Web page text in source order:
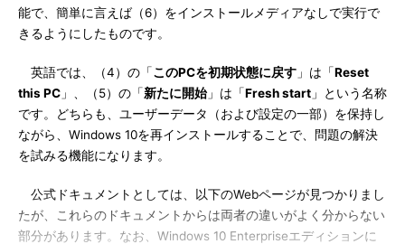
能で、簡単に言えば（6）をインストールメディアなしで実行で
きるようにしたものです。
英語では、（4）の「このPCを初期状態に戻す 」は「Reset
this PC 」、（5）の「新たに開始」は「Fresh start 」という名称
です。どちらも、ユーザーデータ（および設定の一部）を保持し
ながら、Windows 10を再インストールすることで、問題の解決
を試みる機能になります。
公式ドキュメントとしては、以下のWebページが見つかりまし
たが、これらのドキュメントからは両者の違いがよく分からない
部分があります。なお、Windows 10 Enterpriseエディションに